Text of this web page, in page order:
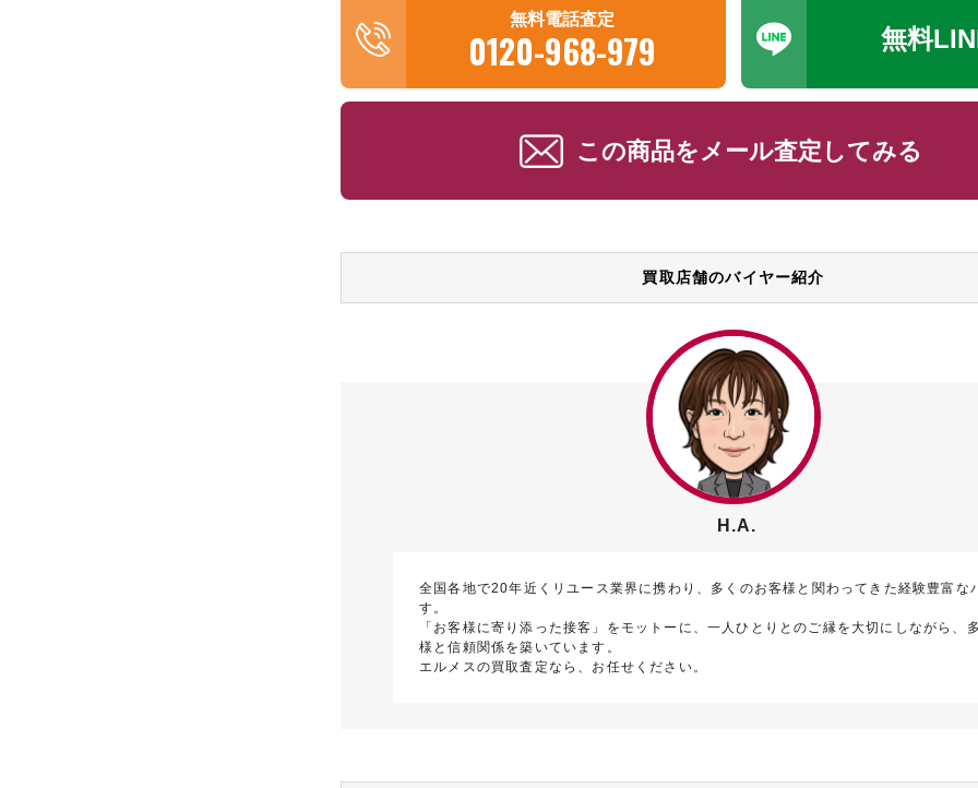
無料電話査定
0120-968-979 無料
この商品をメール査定してみる
買取店舗のバイヤー紹介
H.A.
全国各地で20年近くリユース業界に携わり、多くのお客様と関わってきた経験豊富な
す。
「お客様に寄り添った接客」をモットーに、一人ひとりとのご縁を大切にしながら、
様と信頼関係を築いています。
エルメスの買取査定なら、お任せください。